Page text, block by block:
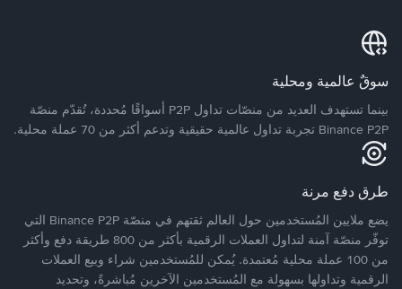
سوقٌ عالمية ومحلية
بينما تستهدف العديد من منصّات تداول P2P أسواقًا مُحددة، تُقدّم منصّة
Binance P2P تجربة تداول عالمية حقيقية وتدعم أكثر من 70 عملة محلية.
طرق دفع مرنة
يضع ملايين المُستخدمين حول العالم ثقتهم في منصّة Binance P2P التي
توفّر منصّة آمنة لتداول العملات الرقمية بأكثر من 800 طريقة دفع وأكثر
من 100 عملة محلية مُعتمدة. يُمكن للمُستخدمين شراء وبيع العملات
الرقمية وتداولها بسهولة مع المُستخدمين الآخرين مُباشرةً، وتحديد